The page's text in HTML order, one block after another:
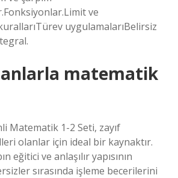
ve
uygulamalarıBelirsiz
matematik
Matematik 1-2 Seti, zayıf
olanlar için ideal bir kaynaktır.
eğitici ve anlaşılır yapısının
sırasında işleme becerilerini